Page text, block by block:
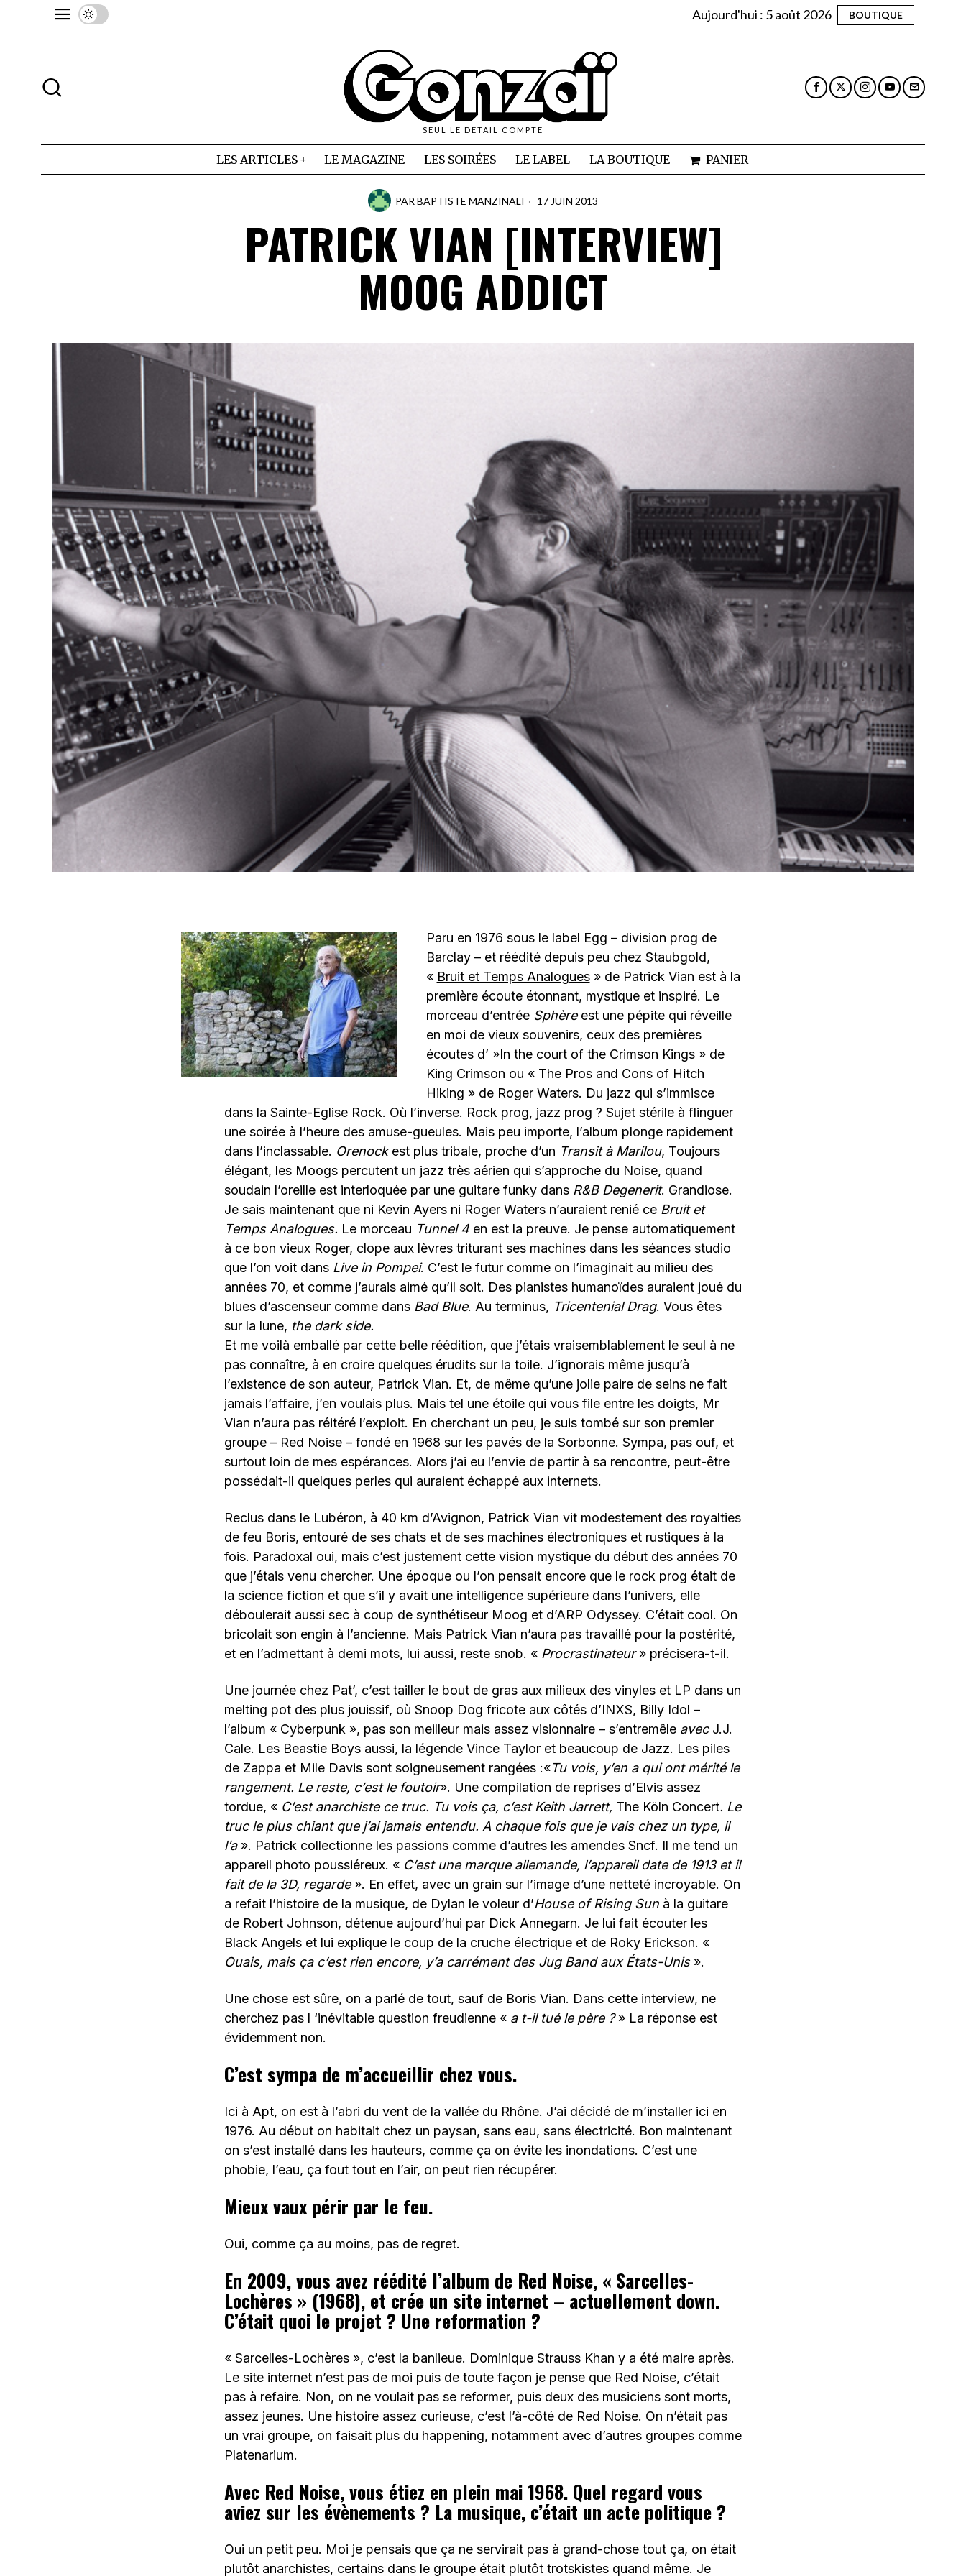
Aujourd'hui : 5 août 2026 BOUTIQUE
SEUL LE DETAIL COMPTE
LES ARTICLES LE MAGAZINE LES SOIRÉES LE LABEL LA BOUTIQUE PANIER
PAR BAPTISTE MANZINALI 17 JUIN 2013
PATRICK VIAN [INTERVIEW]
MOOG ADDICT
Paru en 1976 sous le label Egg – division prog de
Barclay – et réédité depuis peu chez Staubgold,
« Bruit et Temps Analogues» de Patrick Vian est à la
première écoute étonnant, mystique et inspiré. Le
morceau d’entrée Sphère est une pépite qui réveille
en moi de vieux souvenirs, ceux des premières
écoutes d’ »In the court of the Crimson Kings » de
King Crimson ou « The Pros and Cons of Hitch
Hiking » de Roger Waters. Du jazz qui s’immisce
dans la Sainte-Eglise Rock. Où l’inverse. Rock prog, jazz prog ? Sujet stérile à flinguer
une soirée à l’heure des amuse-gueules. Mais peu importe, l’album plonge rapidement
dans l’inclassable. Orenockest plus tribale, proche d’un Transit à Marilou, Toujours
élégant, les Moogs percutent un jazz très aérien qui s’approche du Noise, quand
soudain l’oreille est interloquée par une guitare funky dans R&B Degenerit. Grandiose.
Je sais maintenant que ni Kevin Ayers ni Roger Waters n’auraient renié ce Bruit et
Temps Analogues. Le morceau Tunnel 4 en est la preuve. Je pense automatiquement
à ce bon vieux Roger, clope aux lèvres triturant ses machines dans les séances studio
que l’on voit dans Live in Pompei. C’est le futur comme on l’imaginait au milieu des
années 70, et comme j’aurais aimé qu’il soit. Des pianistes humanoïdes auraient joué du
blues d’ascenseur comme dans Bad Blue. Au terminus, Tricentenial Drag. Vous êtes
sur la lune, the dark side.
Et me voilà emballé par cette belle réédition, que j’étais vraisemblablement le seul à ne
pas connaître, à en croire quelques érudits sur la toile. J’ignorais même jusqu’à
l’existence de son auteur, Patrick Vian. Et, de même qu’une jolie paire de seins ne fait
jamais l’affaire, j’en voulais plus. Mais tel une étoile qui vous file entre les doigts, Mr
Vian n’aura pas réitéré l’exploit. En cherchant un peu, je suis tombé sur son premier
groupe – Red Noise – fondé en 1968 sur les pavés de la Sorbonne. Sympa, pas ouf, et
surtout loin de mes espérances. Alors j’ai eu l’envie de partir à sa rencontre, peut-être
possédait-il quelques perles qui auraient échappé aux internets.
Reclus dans le Lubéron, à 40 km d’Avignon, Patrick Vian vit modestement des royalties
de feu Boris, entouré de ses chats et de ses machines électroniques et rustiques à la
fois. Paradoxal oui, mais c’est justement cette vision mystique du début des années 70
que j’étais venu chercher. Une époque ou l’on pensait encore que le rock prog était de
la science fiction et que s’il y avait une intelligence supérieure dans l’univers, elle
déboulerait aussi sec à coup de synthétiseur Moog et d’ARP Odyssey. C’était cool. On
bricolait son engin à l’ancienne. Mais Patrick Vian n’aura pas travaillé pour la postérité,
et en l’admettant à demi mots, lui aussi, reste snob. « Procrastinateur» précisera-t-il.
Une journée chez Pat’, c’est tailler le bout de gras aux milieux des vinyles et LP dans un
melting pot des plus jouissif, où Snoop Dog fricote aux côtés d’INXS, Billy Idol –
l’album « Cyberpunk », pas son meilleur mais assez visionnaire – s’entremêle avec J.J.
Cale. Les Beastie Boys aussi, la légende Vince Taylor et beaucoup de Jazz. Les piles
de Zappa et Mile Davis sont soigneusement rangées :«Tu vois, y’en a qui ont mérité le
rangement. Le reste, c’est le foutoir». Une compilation de reprises d’Elvis assez
tordue, « C’est anarchiste ce truc. Tu vois ça, c’est Keith Jarrett, The Köln Concert. Le
truc le plus chiant que j’ai jamais entendu. A chaque fois que je vais chez un type, il
l’a ». Patrick collectionne les passions comme d’autres les amendes Sncf. Il me tend un
appareil photo poussiéreux. « C’est une marque allemande, l’appareil date de 1913 et il
fait de la 3D, regarde». En effet, avec un grain sur l’image d’une netteté incroyable. On
a refait l’histoire de la musique, de Dylan le voleur d’House of Rising Sun à la guitare
de Robert Johnson, détenue aujourd’hui par Dick Annegarn. Je lui fait écouter les
Black Angels et lui explique le coup de la cruche électrique et de Roky Erickson. «
Ouais, mais ça c’est rien encore, y’a carrément des Jug Band aux États-Unis».
Une chose est sûre, on a parlé de tout, sauf de Boris Vian. Dans cette interview, ne
cherchez pas l ‘inévitable question freudienne « a t-il tué le père ?» La réponse est
évidemment non.
C’est sympa de m’accueillir chez vous.
Ici à Apt, on est à l’abri du vent de la vallée du Rhône. J’ai décidé de m’installer ici en
1976. Au début on habitait chez un paysan, sans eau, sans électricité. Bon maintenant
on s’est installé dans les hauteurs, comme ça on évite les inondations. C’est une
phobie, l’eau, ça fout tout en l’air, on peut rien récupérer.
Mieux vaux périr par le feu.
Oui, comme ça au moins, pas de regret.
En 2009, vous avez réédité l’album de Red Noise, « Sarcelles-
Lochères » (1968), et crée un site internet – actuellement down.
C’était quoi le projet ? Une reformation ?
« Sarcelles-Lochères », c’est la banlieue. Dominique Strauss Khan y a été maire après.
Le site internet n’est pas de moi puis de toute façon je pense que Red Noise, c’était
pas à refaire. Non, on ne voulait pas se reformer, puis deux des musiciens sont morts,
assez jeunes. Une histoire assez curieuse, c’est l’à-côté de Red Noise. On n’était pas
un vrai groupe, on faisait plus du happening, notamment avec d’autres groupes comme
Platenarium.
Avec Red Noise, vous étiez en plein mai 1968. Quel regard vous
aviez sur les évènements ? La musique, c’était un acte politique ?
Oui un petit peu. Moi je pensais que ça ne servirait pas à grand-chose tout ça, on était
plutôt anarchistes, certains dans le groupe était plutôt trotskistes quand même. Je